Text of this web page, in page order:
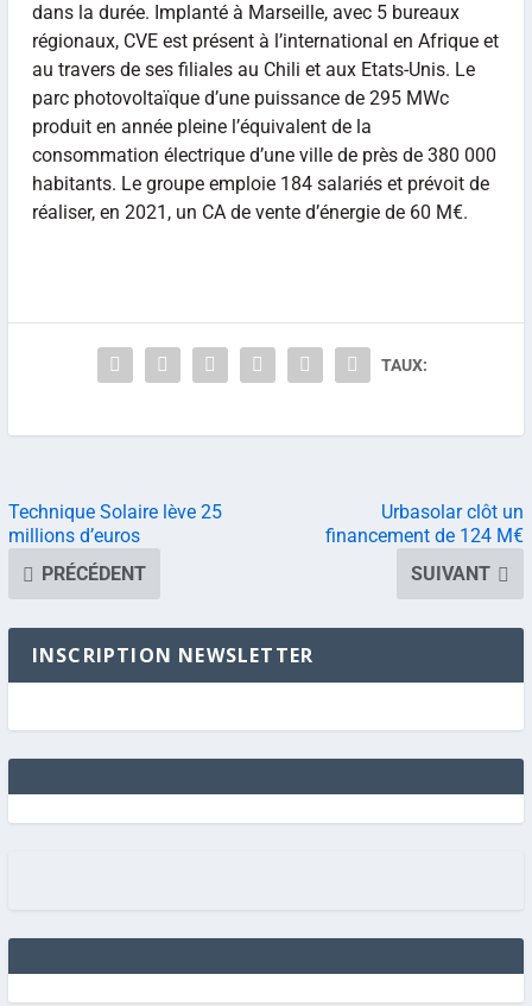
dans la durée. Implanté à Marseille, avec 5 bureaux
régionaux, CVE est présent à l’international en Afrique et
au travers de ses filiales au Chili et aux Etats-Unis. Le
parc photovoltaïque d’une puissance de 295 MWc
produit en année pleine l’équivalent de la
consommation électrique d’une ville de près de 380 000
habitants. Le groupe emploie 184 salariés et prévoit de
réaliser, en 2021, un CA de vente d’énergie de 60 M€.
TAUX:
Technique Solaire lève 25
millions d’euros
PRÉCÉDENT
Urbasolar clôt un
financement de 124 M€
SUIVANT
INSCRIPTION NEWSLETTER